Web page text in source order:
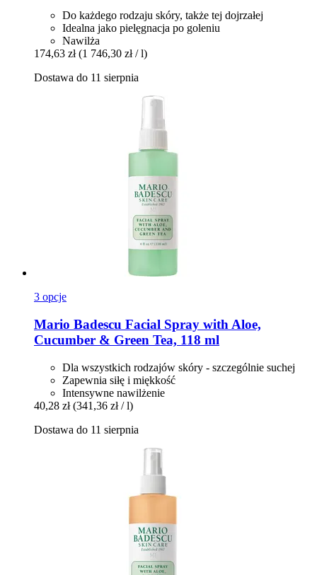
Do każdego rodzaju skóry, także tej dojrzałej
Idealna jako pielęgnacja po goleniu
Nawilża
174,63 zł (1 746,30 zł / l)
Dostawa do 11 sierpnia
3 opcje
Mario Badescu Facial Spray with Aloe,
Cucumber & Green Tea, 118 ml
Dla wszystkich rodzajów skóry - szczególnie suchej
Zapewnia siłę i miękkość
Intensywne nawilżenie
40,28 zł (341,36 zł / l)
Dostawa do 11 sierpnia